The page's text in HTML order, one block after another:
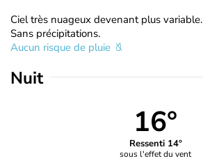
Ciel très nuageux devenant plus variable.
Sans précipitations.
Aucun risque de pluie
Nuit
16°
Ressenti 14°
sous l'effet du vent